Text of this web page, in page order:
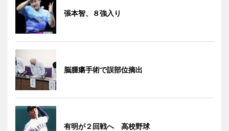
張本智、８強入り
脳腫瘍手術で誤部位摘出
有明が２回戦へ 高校野球